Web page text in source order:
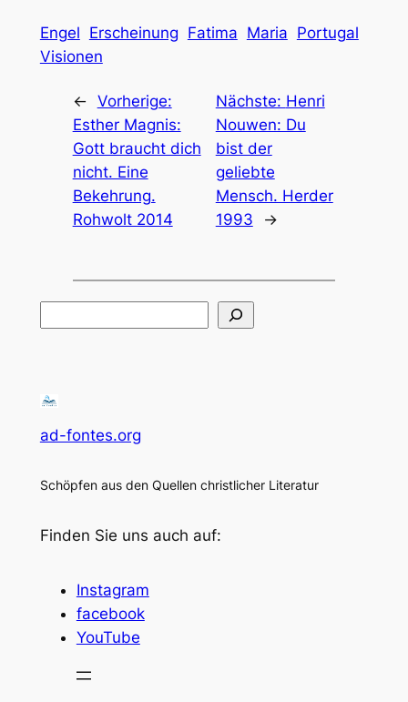
Engel Erscheinung Fatima Maria Portugal
Visionen
← Vorherige:
Esther Magnis:
Gott braucht dich
nicht. Eine
Bekehrung.
Rohwolt 2014
Nächste: Henri
Nouwen: Du
bist der
geliebte
Mensch. Herder
1993
→
ad-fontes.org
Schöpfen aus den Quellen christlicher Literatur
Finden Sie uns auch auf:
Instagram
facebook
YouTube